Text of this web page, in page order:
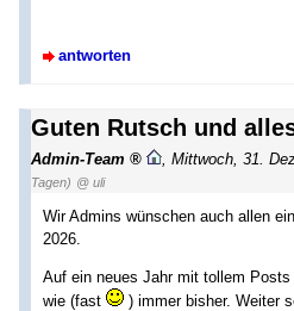
antworten
Guten Rutsch und
Admin-Team Mittwoch, 31.
Tagen) @ uli
Wir Admins wünschen auch allen
2026.
Auf ein neues Jahr mit tollem
wie (fast
) immer bisher. Weiter